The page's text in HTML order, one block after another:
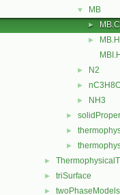
▼ MB
► MB.C
►
MB.H
MBI.H
► N2
►
► NH3
►
►
►
►
► triSurface
► twoPhaseModels